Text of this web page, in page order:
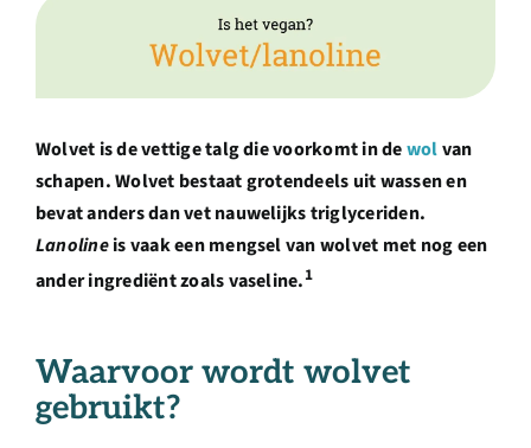
Doe ook mee
Over ons
Contact
Wolvet is de vettige talg die voorkomt in dewolvan
schapen. Wolvet bestaat grotendeels uit wassen en
bevat anders dan vet nauwelijks triglyceriden.
Lanolineis vaak een mengsel van wolvet met nog een
ander ingrediënt zoals vaseline.1
Waarvoor wordt wolvet
gebruikt?